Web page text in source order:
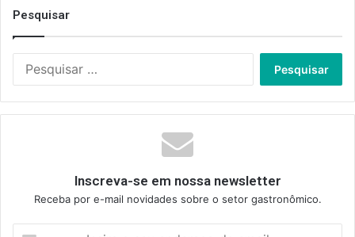
Pesquisar
Inscreva-se em nossa newsletter
Receba por e-mail novidades sobre o setor gastronômico.